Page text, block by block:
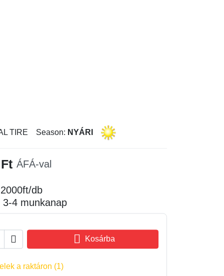
TIRE Season: NYÁRI
ÁFÁ-val
db
4 munkanap
  Kosárba
a raktáron (1)